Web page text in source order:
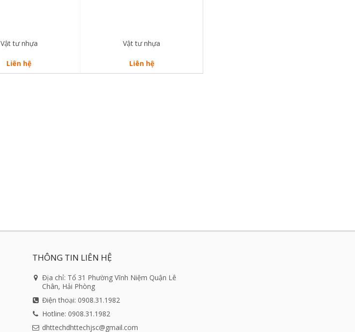
Vật tư nhựa
Liên hệ
Vật tư nhựa
Liên hệ
THÔNG TIN LIÊN HỆ
Địa chỉ: Tổ 31 Phường Vĩnh Niệm Quận Lê
Chân, Hải Phòng
Điện thoại: 0908.31.1982
Hotline: 0908.31.1982
dhttechdhttechjsc@gmail.com